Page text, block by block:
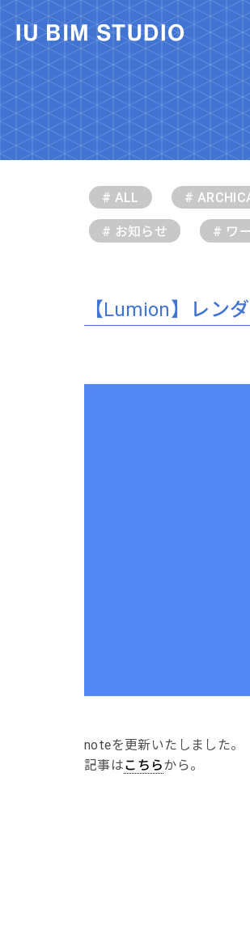
# ALL #
# お知らせ # ワ
【Lumion】レン
noteを更新いたしました。
記事はこちらから。